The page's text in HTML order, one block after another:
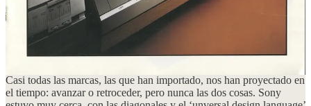
Braun, hija de la HfG de Ulm, nos hablaba de un futuro limpio,
pulcro y aséptico, mientras que Olivetti proponía un presente
colorido y vital. Roland nos adelantaba al Neo-Tokio de Akira. Y
Marshall o Fender nos transportaban hacia atrás, a un Memphis de
rock’n’roll, luz de atardecer, cromados y onda media.
Casi todas las marcas, las que han importado, nos han proyectado en
el tiempo: avanzar o retroceder, pero nunca las dos cosas. Sony